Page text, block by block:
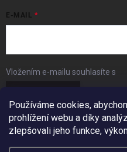
Používáme cookies,
prohlížení webu a díky
zlepšovali jeho funkce,
E-MAIL
Vložením e-mailu souhlasíte s
FACEBOOK